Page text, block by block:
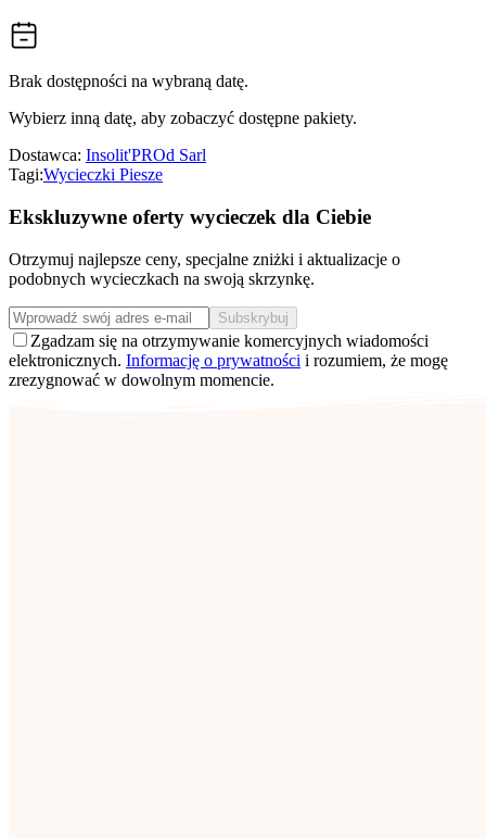
Brak dostępności na wybraną datę.
Wybierz inną datę, aby zobaczyć dostępne pakiety.
Dostawca: Insolit'PROd Sarl
Tagi:Wycieczki Piesze
Ekskluzywne oferty wycieczek dla Ciebie
Otrzymuj najlepsze ceny, specjalne zniżki i aktualizacje o
podobnych wycieczkach na swoją skrzynkę.
Subskrybuj
Zgadzam się na otrzymywanie komercyjnych wiadomości
elektronicznych. Informację o prywatności i rozumiem, że mogę
zrezygnować w dowolnym momencie.